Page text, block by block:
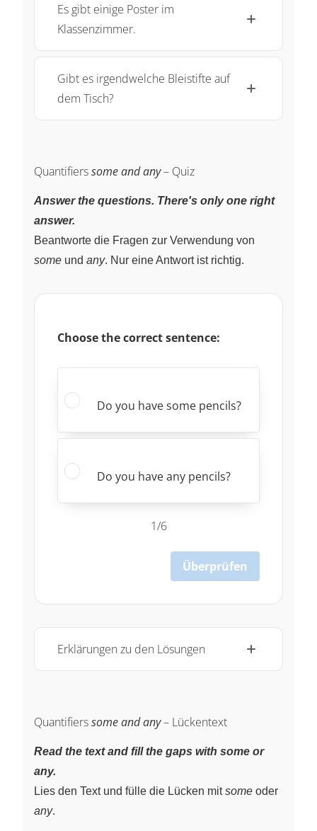
Es gibt einige Poster im
Klassenzimmer.
Gibt es irgendwelche Bleistifte auf
dem Tisch?
Quantifierssome and any– Quiz
Answer the questions. There's only one right
answer.
Beantworte die Fragen zur Verwendung von
some und any. Nur eine Antwort ist richtig.
Choose the correct sentence:
Do you have some pencils?
Do you have any pencils?
1/6
Überprüfen
Erklärungen zu den Lösungen
Quantifierssome and any– Lückentext
Read the text and fill the gaps with some or
any.
Lies den Text und fülle die Lücken mitsome oder
any.